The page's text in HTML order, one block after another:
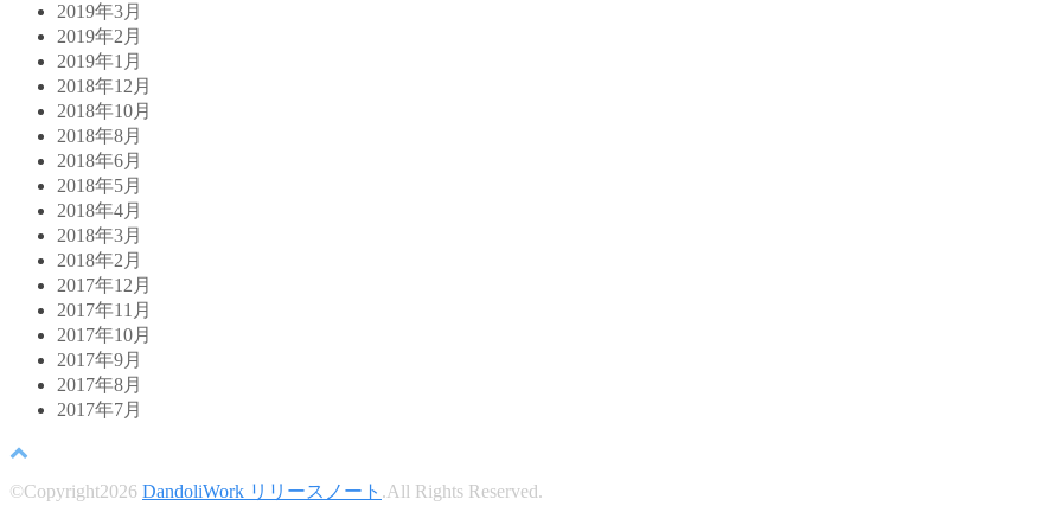
2019年3月
2019年2月
2019年1月
2018年12月
2018年10月
2018年8月
2018年6月
2018年5月
2018年4月
2018年3月
2018年2月
2017年12月
2017年11月
2017年10月
2017年9月
2017年8月
2017年7月
©Copyright2026 DandoliWork リリースノート .All Rights Reserved.